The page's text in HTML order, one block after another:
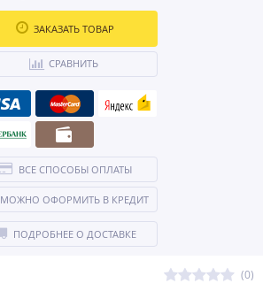
(0)
ЗАКАЗАТЬ ТОВАР
СРАВНИТЬ
ВСЕ СПОСОБЫ ОПЛАТЫ
МОЖНО ОФОРМИТЬ В КРЕДИТ
ПОДРОБНЕЕ О ДОСТАВКЕ